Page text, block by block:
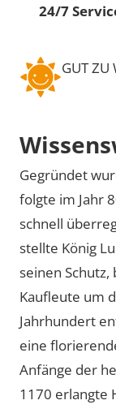
24/7
GUT ZU
Gegründet
folgte im Jahr
schnell
stellte König
seinen Schutz,
Kaufleute um
Jahrhundert
eine
Anfänge der
1170 erlangte